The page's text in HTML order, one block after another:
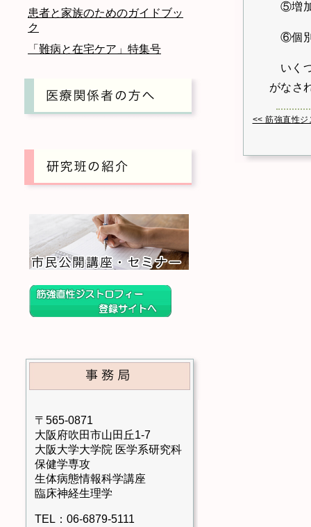
患者と家族のためのガイドブッ
ク
「難病と在宅ケア」特集号
〒565-0871
大阪府吹田市山田丘1-7
大阪大学大学院 医学系研究科
保健学専攻
生体病態情報科学講座
臨床神経生理学
TEL：06-6879-5111
⑤増
⑥個
いく
がなさ
<< 筋強直性